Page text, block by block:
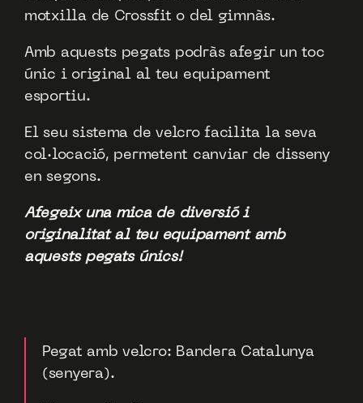
motxilla de Crossfit o del gimnàs.
Amb aquests pegats podràs afegir un toc
únic i original al teu equipament
esportiu.
El seu sistema de velcro facilita la seva
col·locació, permetent canviar de disseny
en segons.
Afegeix una mica de diversió i
originalitat al teu equipament amb
aquests pegats únics!
Pegat amb velcro: Bandera Catalunya
(senyera).